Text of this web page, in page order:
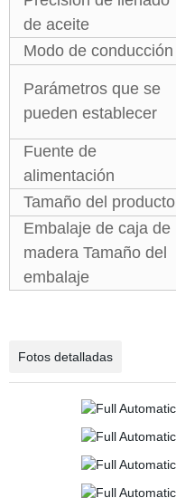
de aceite
Modo de conducción
Parámetros que se
pueden establecer
Fuente de
alimentación
Tamaño del producto
Embalaje de caja de
madera Tamaño del
embalaje
Fotos detalladas